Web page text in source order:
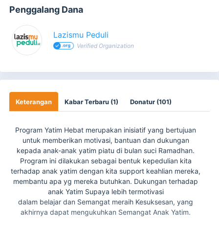
Penggalang Dana
Lazismu Peduli
Verified Organization
Keterangan Kabar Terbaru (1) Donatur (101)
Program Yatim Hebat merupakan inisiatif yang bertujuan
untuk memberikan motivasi, bantuan dan dukungan
kepada anak-anak yatim piatu di bulan suci Ramadhan.
Program ini dilakukan sebagai bentuk kepedulian kita
terhadap anak yatim dengan kita support keahlian mereka,
membantu apa yg mereka butuhkan. Dukungan terhadap
anak Yatim Supaya lebih termotivasi
dalam belajar dan Semangat meraih Kesuksesan, yang
akhirnya dapat mengukuhkan Semangat Anak Yatim.